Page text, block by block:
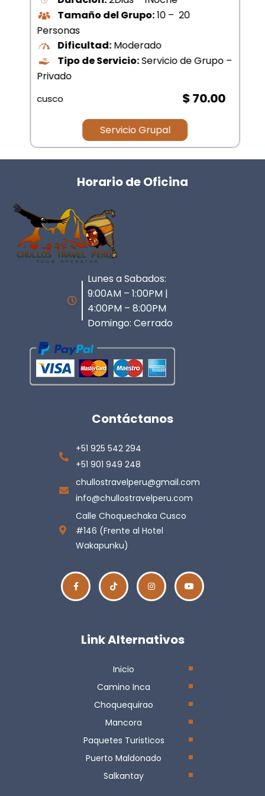
Tamaño del Grupo:10 – 20
Personas
Dificultad:Moderado
Tipo de Servicio:Servicio de Grupo –
Privado
cusco $ 70.00
Servicio Grupal
Horario de Oficina
Lunes a Sabados:
9:00AM – 1:00PM |
4:00PM – 8:00PM
Domingo: Cerrado
Contáctanos
+51 925 542 294
+51 901 949 248
chullostravelperu@gmail.com
info@chullostravelperu.com
Calle Choquechaka Cusco
#146 (Frente al Hotel
Wakapunku)
Link Alternativos
Inicio
Camino Inca
Choquequirao
Mancora
Paquetes Turisticos
Puerto Maldonado
Salkantay